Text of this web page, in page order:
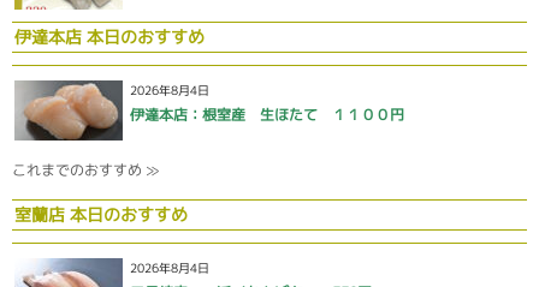
伊達本店 本日のおすすめ
2026年8月4日
伊達本店：根室産 生ほたて １１００円
これまでのおすすめ ≫
室蘭店 本日のおすすめ
2026年8月4日